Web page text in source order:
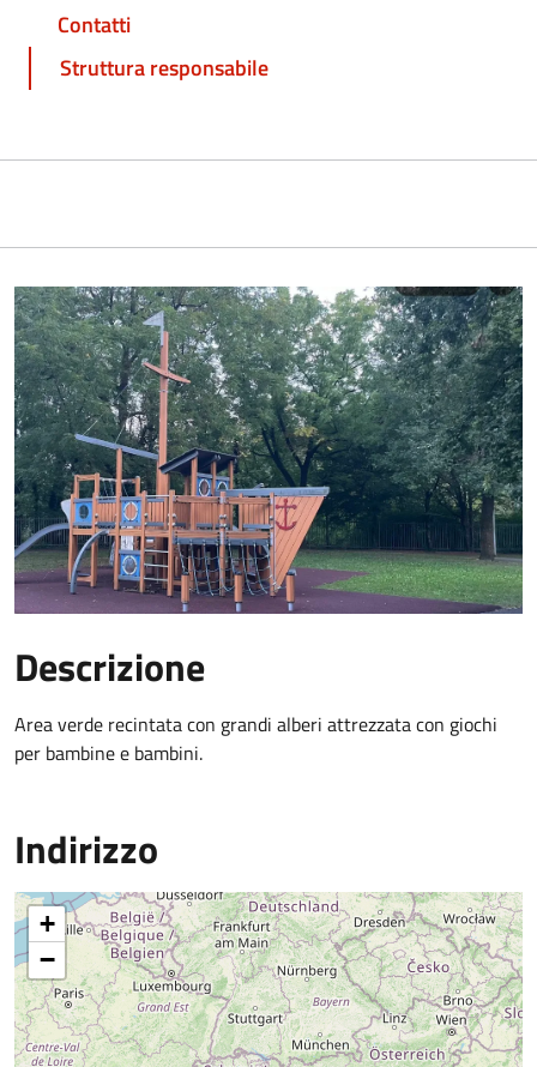
Contatti
Struttura responsabile
Descrizione
Area verde recintata con grandi alberi attrezzata con giochi
per bambine e bambini.
Indirizzo
+
−